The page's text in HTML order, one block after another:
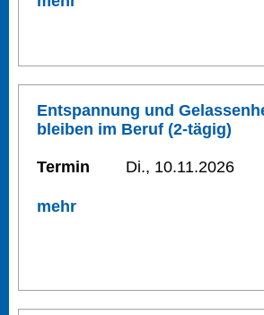
Entspannung und
bleiben im Beruf (2-tägig)
Termin Di., 10.11.2026
mehr